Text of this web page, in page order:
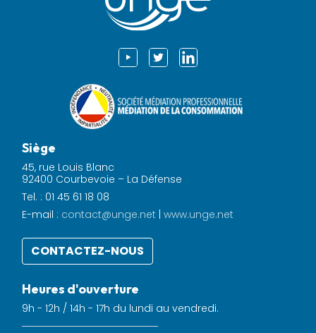
Siège
45, rue Louis Blanc
92400 Courbevoie – La Défense
Tel. : 01 45 61 18 08
E-mail : contact@unge.net | www.unge.net
CONTACTEZ-NOUS
Heures d'ouverture
9h - 12h / 14h - 17h du lundi au vendredi.